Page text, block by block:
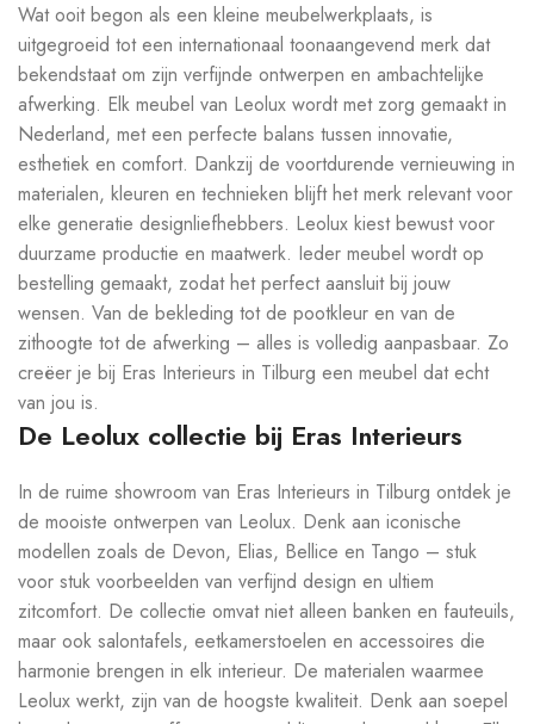
Wat ooit begon als een kleine meubelwerkplaats, is
uitgegroeid tot een internationaal toonaangevend merk dat
bekendstaat om zijn verfijnde ontwerpen en ambachtelijke
afwerking. Elk meubel van Leolux wordt met zorg gemaakt in
Nederland, met een perfecte balans tussen innovatie,
esthetiek en comfort. Dankzij de voortdurende vernieuwing in
materialen, kleuren en technieken blijft het merk relevant voor
elke generatie designliefhebbers. Leolux kiest bewust voor
duurzame productie en maatwerk. Ieder meubel wordt op
bestelling gemaakt, zodat het perfect aansluit bij jouw
wensen. Van de bekleding tot de pootkleur en van de
zithoogte tot de afwerking – alles is volledig aanpasbaar. Zo
creëer je bij Eras Interieurs in Tilburg een meubel dat echt
van jou is.
De Leolux collectie bij Eras Interieurs
In de ruime showroom van Eras Interieurs in Tilburg ontdek je
de mooiste ontwerpen van Leolux. Denk aan iconische
modellen zoals de Devon, Elias, Bellice en Tango – stuk
voor stuk voorbeelden van verfijnd design en ultiem
zitcomfort. De collectie omvat niet alleen banken en fauteuils,
maar ook salontafels, eetkamerstoelen en accessoires die
harmonie brengen in elk interieur. De materialen waarmee
Leolux werkt, zijn van de hoogste kwaliteit. Denk aan soepel